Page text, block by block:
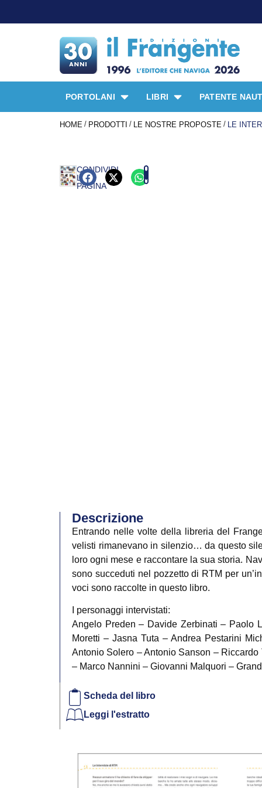
PORTOLANI LIBRI PATENTE
HOME / PRODOTTI / LE NOSTRE PROPOSTE / LE
CONDIVIDI
LA
PAGINA
Descrizione
Entrando nelle volte della libreria del
velisti rimanevano in silenzio… da questo
loro ogni mese e raccontare la sua storia.
sono succeduti nel pozzetto di RTM per
voci sono raccolte in questo libro.
I personaggi intervistati:
Angelo Preden – Davide Zerbinati – Paolo
Moretti – Jasna Tuta – Andrea Pestarini
Antonio Solero – Antonio Sanson –
– Marco Nannini – Giovanni Malquori –
Scheda del libro
Leggi l'estratto